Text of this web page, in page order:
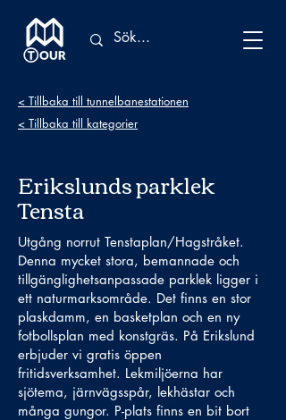
< Tillbaka till tunnelbanestationen
< Tillbaka till kategorier
Erikslunds parklek
Tensta
Utgång norrut Tenstaplan/Hagstråket.
Denna mycket stora, bemannade och
tillgänglighetsanpassade parklek ligger i
ett naturmarksområde. Det finns en stor
plaskdamm, en basketplan och en ny
fotbollsplan med konstgräs. På Erikslund
erbjuder vi gratis öppen
fritidsverksamhet. Lekmiljöerna har
sjötema, järnvägsspår, lekhästar och
många gungor. P-plats finns en bit bort